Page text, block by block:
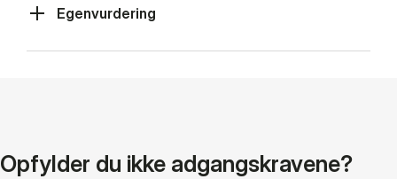
Egenvurdering
Op­fyl­der du ikke ad­gangs­kra­ve­ne?